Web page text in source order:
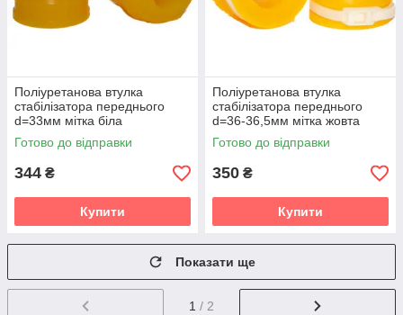
Поліуретанова втулка
стабілізатора переднього
d=33мм мітка біла
Volkswagen Touareg 2 gen.
(7P) Кроссовер (2010-2018)
Готово до відправки
344 ₴
Купити
Поліуретанова втулка
стабілізатора переднього
d=36-36,5мм мітка жовта
Volkswagen Touareg 2 gen.
(7P) Кроссовер (2010-2018)
Готово до відправки
350 ₴
Купити
Показати ще
1 / 2